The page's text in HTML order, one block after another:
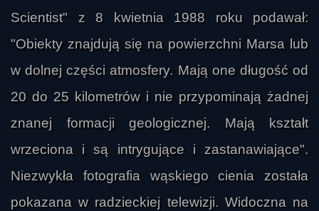
Scientist" z 8 kwietnia 1988 roku podawał:
"Obiekty znajdują się na powierzchni Marsa lub
w dolnej części atmosfery. Mają one długość od
20 do 25 kilometrów i nie przypominają żadnej
znanej formacji geologicznej. Mają kształt
wrzeciona i są intrygujące i zastanawiające".
Niezwykła fotografia wąskiego cienia została
pokazana w radzieckiej telewizji. Widoczna na